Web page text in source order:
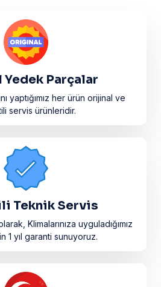
Parçalar
yaptığımız her ürün orijinal ve
servis ürünleridir.​
Teknik Servis
Klimalarınıza uyguladığımız
1 yıl garanti sunuyoruz.